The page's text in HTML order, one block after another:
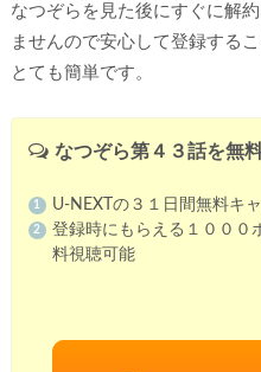
なつぞらを見た後にすぐに解
ませんので安心して登録する
とても簡単です。
なつぞら第４３話を無
U-NEXTの３１日間無料キ
登録時にもらえる１０００
料視聴可能